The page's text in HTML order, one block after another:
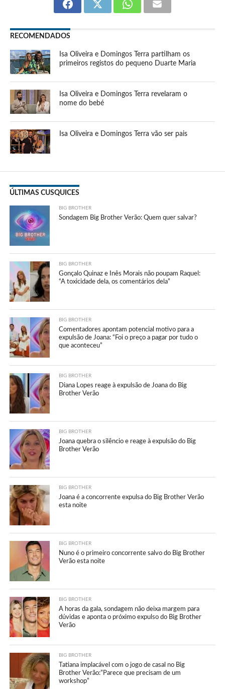
RECOMENDADOS
Isa Oliveira e Domingos Terra partilham os
primeiros registos do pequeno Duarte Maria
Isa Oliveira e Domingos Terra revelaram o
nome do bebé
Isa Oliveira e Domingos Terra vão ser pais
ÚLTIMAS CUSQUICES
BIG BROTHER
Sondagem Big Brother Verão: Quem quer salvar?
BIG BROTHER
Gonçalo Quinaz e Inês Morais não poupam Raquel:
“A toxicidade dela, os comentários dela”
BIG BROTHER
Comentadores apontam potencial motivo para a
expulsão de Joana: “Foi o preço a pagar por tudo o
que aconteceu”
BIG BROTHER
Diana Lopes reage à expulsão de Joana do Big
Brother Verão
BIG BROTHER
Joana quebra o silêncio e reage à expulsão do Big
Brother Verão
BIG BROTHER
Joana é a concorrente expulsa do Big Brother Verão
esta noite
BIG BROTHER
Nuno é o primeiro concorrente salvo do Big Brother
Verão esta noite
BIG BROTHER
A horas da gala, sondagem não deixa margem para
dúvidas e aponta o próximo expulso do Big Brother
Verão
BIG BROTHER
Tatiana implacável com o jogo de casal no Big
Brother Verão:”Parece que precisam de um
workshop”